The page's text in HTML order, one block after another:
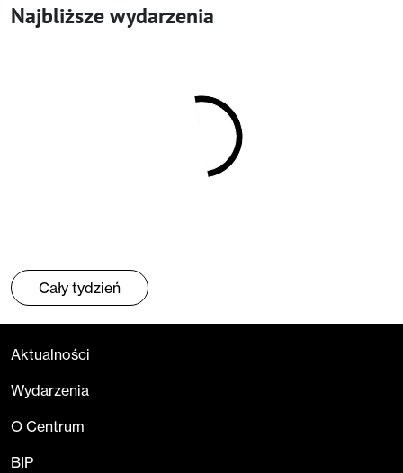
Najbliższe wydarzenia
Cały tydzień
Aktualności
Wydarzenia
O Centrum
BIP